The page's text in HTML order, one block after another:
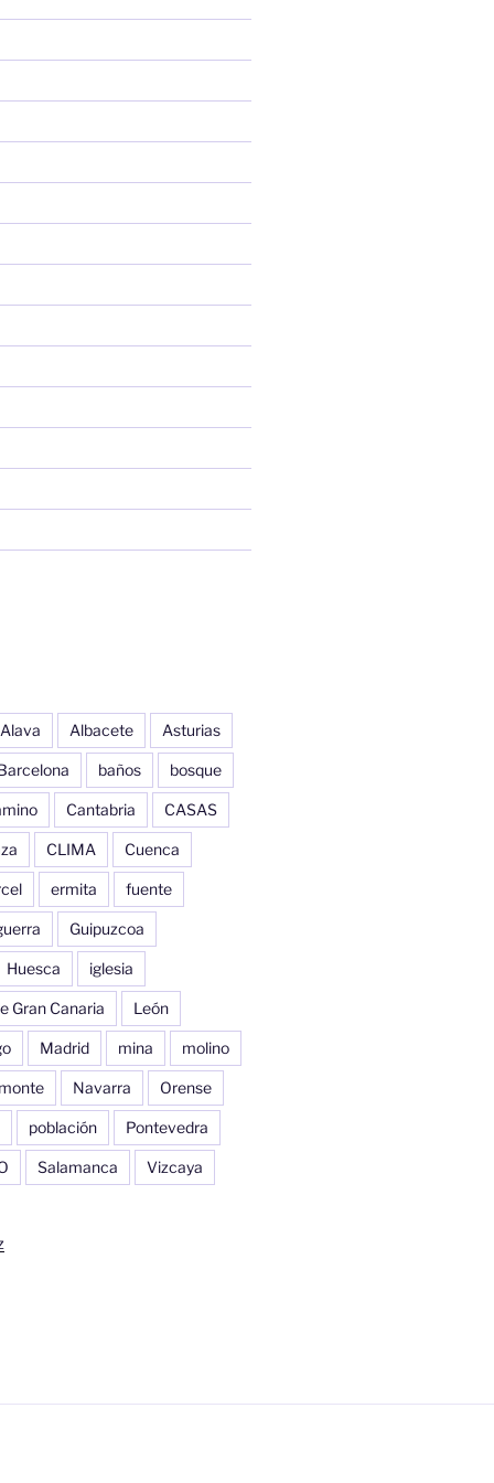
Alava Albacete Asturias
baños bosque
Cantabria CASAS
CLIMA Cuenca
ermita fuente
Guipuzcoa
Huesca iglesia
Gran Canaria León
Madrid mina molino
monte Navarra Orense
población Pontevedra
Salamanca Vizcaya